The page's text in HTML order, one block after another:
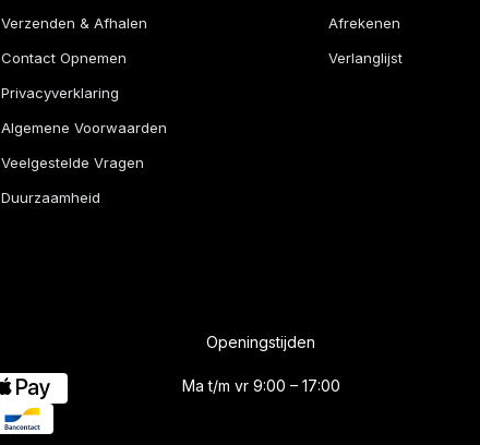
Verzenden & Afhalen
Contact Opnemen
Privacyverklaring
Algemene Voorwaarden
Veelgestelde Vragen
Duurzaamheid
Afrekenen
Verlanglijst
Openingstijden
Ma t/m vr 9:00 – 17:00